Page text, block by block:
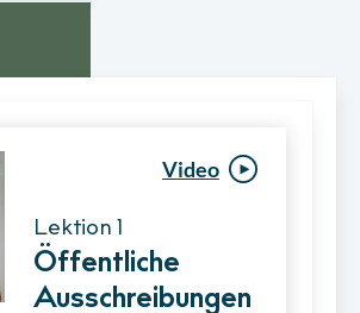
Video
Lektion 1
Öffentliche
Ausschreibungen